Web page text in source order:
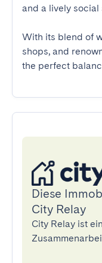
and a lively social
With its blend of
shops, and
the perfect
Diese
City Relay
City Relay ist